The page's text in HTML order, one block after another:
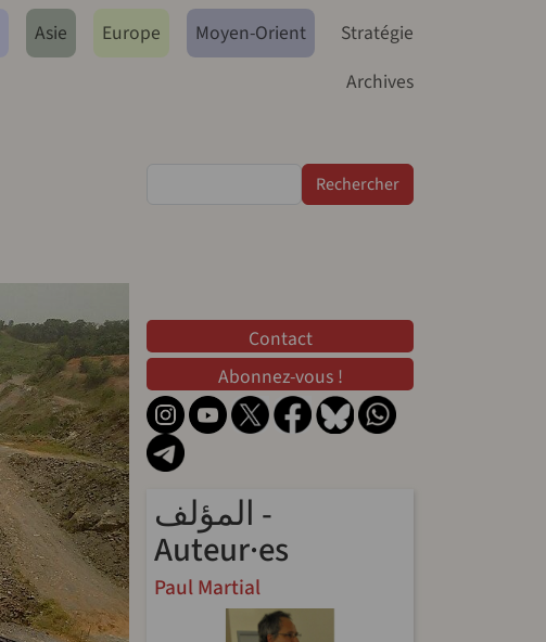
Asie Europe Moyen-Orient
Stratégie
Archives
Contact
Abonnez-vous !
المؤلف -
Auteur·es
Paul Martial